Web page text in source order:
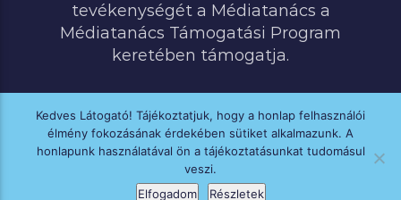
tevékenységét a Médiatanács a
Médiatanács Támogatási Program
keretében támogatja.
MINDEN JOG FENNTARTVA © 2020 MANNA FM
Kedves Látogató! Tájékoztatjuk, hogy a honlap felhasználói
élmény fokozásának érdekében sütiket alkalmazunk. A
honlapunk használatával ön a tájékoztatásunkat tudomásul
veszi.
Elfogadom
Részletek